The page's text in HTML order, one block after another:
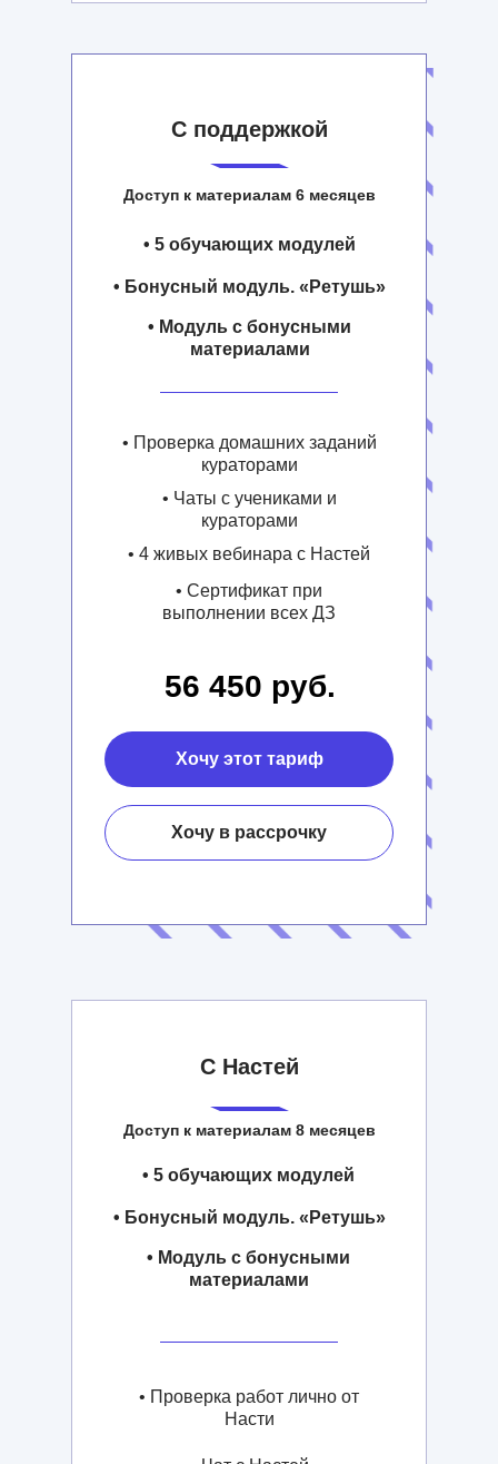
С Настей
С поддержкой
56 450 руб.
• 5 обучающих модулей
• Проверка домашних заданий
кураторами
• 5 обучающих модулей
• Чаты с учениками и
кураторами
• Проверка работ лично от
Насти
• 4 живых вебинара с Настей
• Сертификат при
выполнении всех ДЗ
Хочу этот тариф
Хочу в рассрочку
• Бонусный модуль. «Ретушь»
• Модуль с бонусными
материалами
• Модуль с бонусными
материалами
• Бонусный модуль. «Ретушь»
Доступ к материалам 8 месяцев
Доступ к материалам 6 месяцев